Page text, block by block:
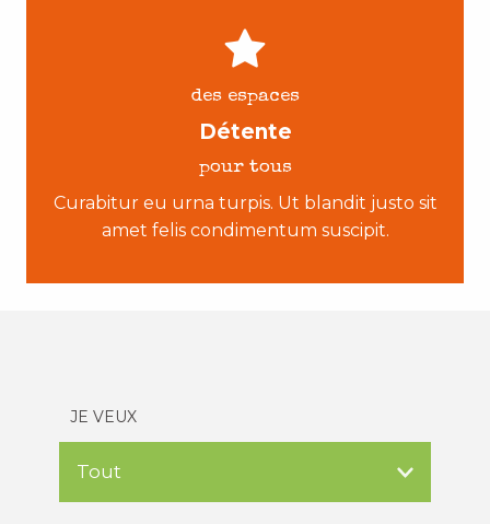
des espaces
Détente
pour tous
Curabitur eu urna turpis. Ut blandit justo sit
amet felis condimentum suscipit.
JE VEUX